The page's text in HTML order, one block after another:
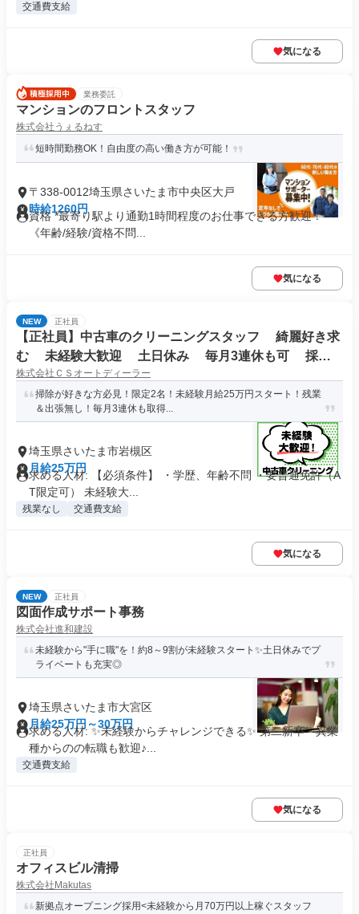
交通費支給
気になる
業務委託
マンションのフロントスタッフ
株式会社うぇるねす
短時間勤務OK！自由度の高い働き方が可能！
〒338-0012埼玉県さいたま市中央区大戸
時給1260円
資格 *最寄り駅より通勤1時間程度のお仕事できる方歓迎！* *
《年齢/経験/資格不問...
気になる
NEW 正社員
【正社員】中古車のクリーニングスタッフ 綺麗好き求
む 未経験大歓迎 土日休み 毎月3連休も可 採用
枠残り2名
株式会社ＣＳオートディーラー
掃除が好きな方必見！限定2名！未経験月給25万円スタート！残業
＆出張無し！毎月3連休も取得...
埼玉県さいたま市岩槻区
月給25万円
求める人材: 【必須条件】 ・学歴、年齢不問 ・要普通免許（A
T限定可） 未経験大...
残業なし 交通費支給
気になる
NEW 正社員
図面作成サポート事務
株式会社進和建設
未経験から"手に職"を！約8～9割が未経験スタート✨土日休みでプ
ライベートも充実◎
埼玉県さいたま市大宮区
月給25万円～30万円
求める人材: ✨未経験からチャレンジできる✨ 第二新卒・異業
種からのの転職も歓迎♪...
交通費支給
気になる
正社員
オフィスビル清掃
株式会社Makutas
新拠点オープニング採用<未経験から月70万円以上稼ぐスタッフ